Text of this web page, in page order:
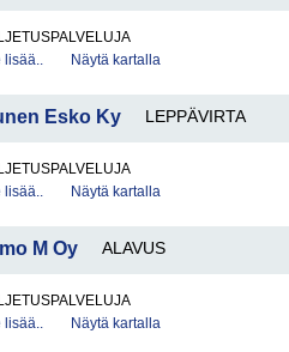
lisää..
Näytä kartalla
Esko Ky LEPPÄVIRTA
lisää..
Näytä kartalla
M Oy ALAVUS
lisää..
Näytä kartalla